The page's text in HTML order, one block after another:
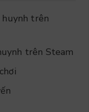
huynh trên
trên Steam